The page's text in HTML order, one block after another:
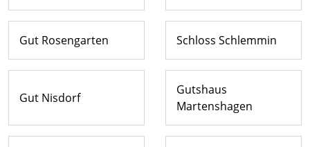
Gut Rosengarten Schloss Schlemmin
Gut Nisdorf
Gutshaus
Martenshagen